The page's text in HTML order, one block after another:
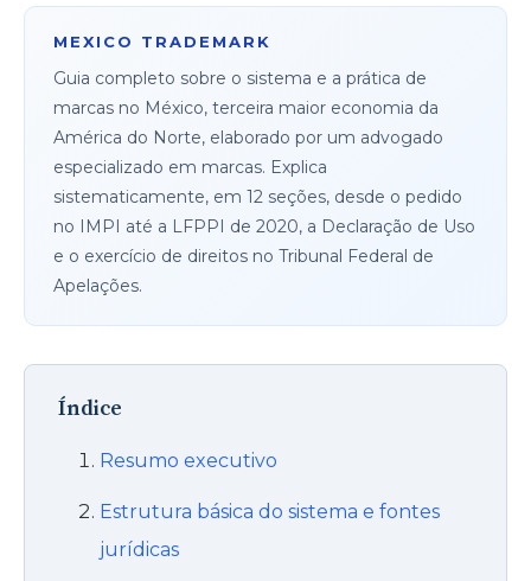
MEXICO TRADEMARK
Guia completo sobre o sistema e a prática de
marcas no México, terceira maior economia da
América do Norte, elaborado por um advogado
especializado em marcas. Explica
sistematicamente, em 12 seções, desde o pedido
no IMPI até a LFPPI de 2020, a Declaração de Uso
e o exercício de direitos no Tribunal Federal de
Apelações.
Índice
Resumo executivo
Estrutura básica do sistema e fontes
jurídicas